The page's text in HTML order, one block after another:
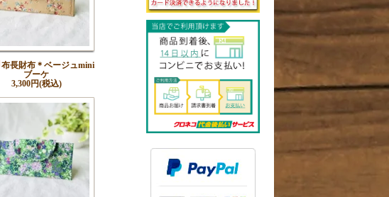
布長財布＊ベージュmini
ブーケ
3,300円(税込)